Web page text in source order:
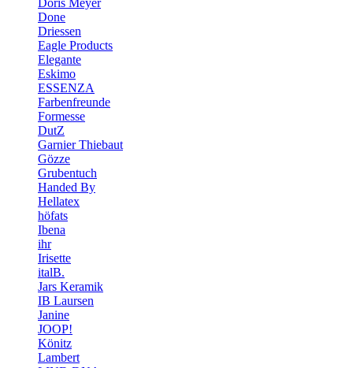
Doris Meyer
Done
Driessen
Eagle Products
Elegante
Eskimo
ESSENZA
Farbenfreunde
Formesse
DutZ
Garnier Thiebaut
Gözze
Grubentuch
Handed By
Hellatex
höfats
Ibena
ihr
Irisette
italB.
Jars Keramik
IB Laursen
Janine
JOOP!
Könitz
Lambert